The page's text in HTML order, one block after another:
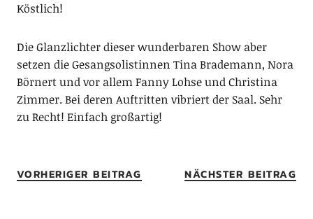
Köstlich!
Die Glanzlichter dieser wunderbaren Show aber
setzen die Gesangsolistinnen Tina Brademann, Nora
Börnert und vor allem Fanny Lohse und Christina
Zimmer. Bei deren Auftritten vibriert der Saal. Sehr
zu Recht! Einfach großartig!
VORHERIGER BEITRAG NÄCHSTER BEITRAG